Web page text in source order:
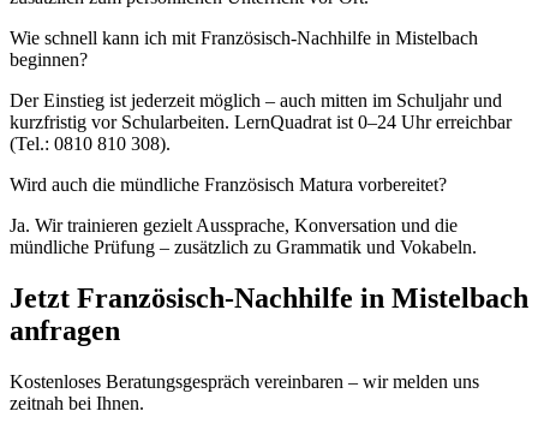
Wie schnell kann ich mit Französisch-Nachhilfe in Mistelbach
beginnen?
Der Einstieg ist jederzeit möglich – auch mitten im Schuljahr und
kurzfristig vor Schularbeiten. LernQuadrat ist 0–24 Uhr erreichbar
(Tel.: 0810 810 308).
Wird auch die mündliche Französisch Matura vorbereitet?
Ja. Wir trainieren gezielt Aussprache, Konversation und die
mündliche Prüfung – zusätzlich zu Grammatik und Vokabeln.
Jetzt Französisch-Nachhilfe in Mistelbach
anfragen
Kostenloses Beratungsgespräch vereinbaren – wir melden uns
zeitnah bei Ihnen.